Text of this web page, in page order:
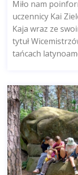
Miło nam
uczennicy Kai
Kaja wraz ze
tytuł
tańcach